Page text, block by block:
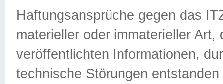
Haftungsansprüche gegen das
materieller oder immaterieller
veröffentlichten Informationen,
technische Störungen